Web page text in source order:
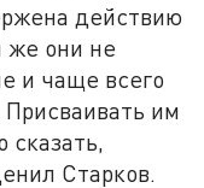
действию
же они не
и чаще всего
им
сказать,
Старков.